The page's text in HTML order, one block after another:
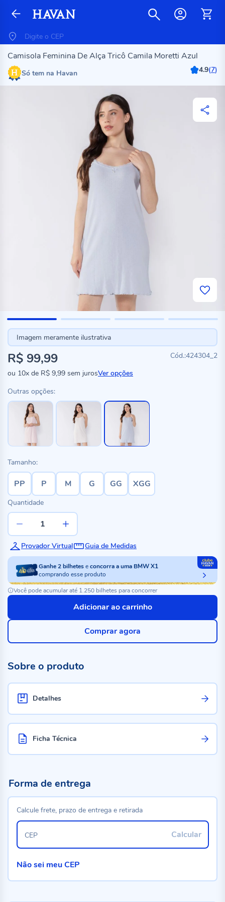
Camisola Feminina De Alça Tricô Camila Moretti Azul
Só tem na Havan 4.9(7)
Imagem meramente ilustrativa
424304_2
R$ 99,99
ou 10x de R$ 9,99 sem jurosVer opções
Outras opções:
Tamanho:
PP P M G GG XGG
Quantidade
Provador Virtual Guia de Medidas
Ganhe2bilheteseconcorra a uma BMW X1
comprando esse produto
Você pode acumular até 1.250 bilhetes para concorrer
Adicionar ao carrinho
Comprar agora
Sobre o produto
Detalhes
Ficha Técnica
Forma de entrega
Calcule frete, prazo de entrega e retirada
Calcular
CEP
Não sei meu CEP